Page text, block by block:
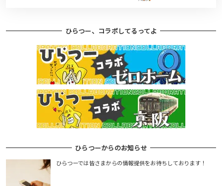
ひらつー、コラボしてるってよ
ひらつーからのお知らせ
ひらつーでは皆さまからの情報提供をお待ちしております！